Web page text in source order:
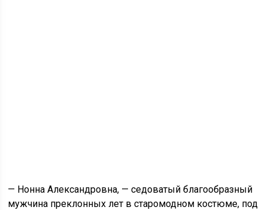
— Нонна Александровна, — седоватый благообразный
мужчина преклонных лет в старомодном костюме, под